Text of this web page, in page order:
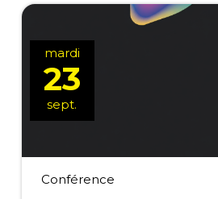
Conférence
mardi
23
sept.